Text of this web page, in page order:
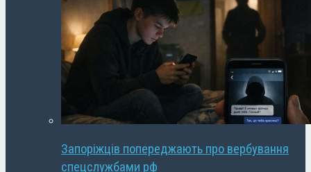
Запоріжців попереджають про вербування
спецслужбами рф